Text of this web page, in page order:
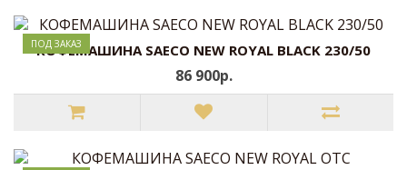
ПОД ЗАКАЗ
КОФЕМАШИНА SAECO NEW ROYAL BLACK 230/50
86 900р.